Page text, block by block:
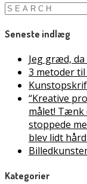
Seneste indlæg
Jeg græd,
3 metoder
“Kreative
målet! Tænk
stoppede
blev lidt
Kategorier